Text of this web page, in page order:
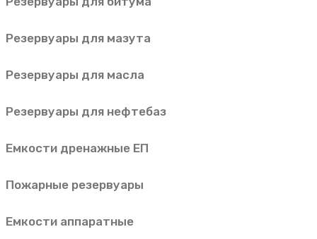
Резервуары для мазута
Резервуары для масла
Резервуары для нефтебаз
Емкости дренажные ЕП
Пожарные резервуары
Емкости аппаратные